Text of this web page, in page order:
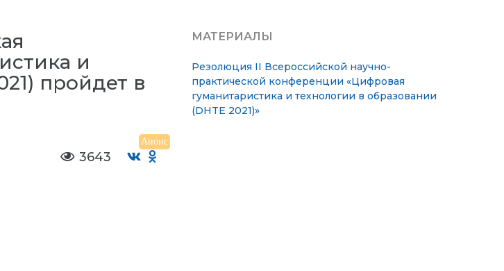
и
пройдет в
Анонс
3643
МАТЕРИАЛЫ
Резолюция II Всероссийской научно-
практической конференции «Цифровая
гуманитаристика и технологии в образовании
(DHTE 2021)»